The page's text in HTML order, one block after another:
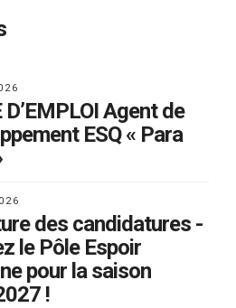
D’EMPLOI Agent de
ESQ « Para
des candidatures -
le Pôle Espoir
pour la saison
!